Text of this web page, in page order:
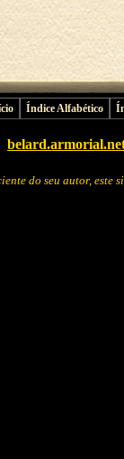
Índice Alfabético
do seu autor, este